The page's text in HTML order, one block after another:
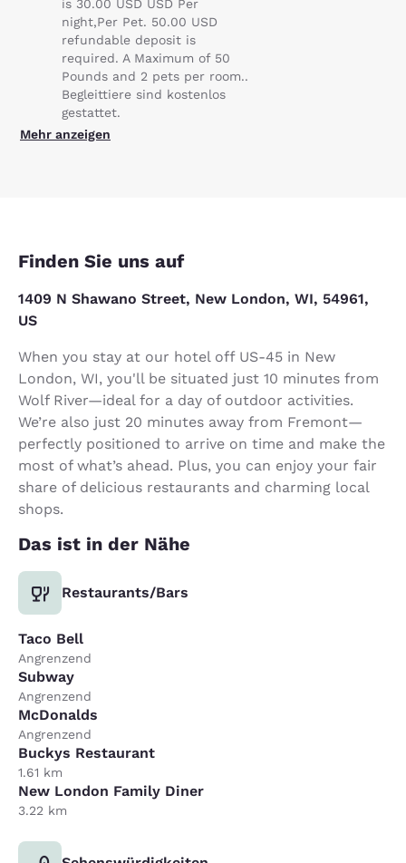
is 30.00 USD USD Per
night,Per Pet. 50.00 USD
refundable deposit is
required. A Maximum of 50
Pounds and 2 pets per room..
Begleittiere sind kostenlos
gestattet.
Mehr anzeigen
Finden Sie uns auf
1409 N Shawano Street, New London, WI, 54961,
US
When you stay at our hotel off US-45 in New
London, WI, you'll be situated just 10 minutes from
Wolf River—ideal for a day of outdoor activities.
We’re also just 20 minutes away from Fremont—
perfectly positioned to arrive on time and make the
most of what’s ahead. Plus, you can enjoy your fair
share of delicious restaurants and charming local
shops.
Das ist in der Nähe
Restaurants/Bars
Taco Bell
Angrenzend
Subway
Angrenzend
McDonalds
Angrenzend
Buckys Restaurant
1.61 km
New London Family Diner
3.22 km